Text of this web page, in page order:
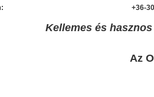
+36-
Kellemes és
Az